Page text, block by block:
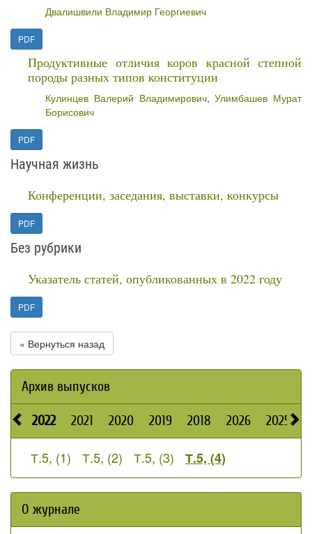
Двалишвили Владимир Георгиевич
PDF
Продуктивные отличия коров красной степной
породы разных типов конституции
Кулинцев Валерий Владимирович,Улимбашев Мурат
Борисович
PDF
Научная жизнь
Конференции, заседания, выставки, конкурсы
PDF
Без рубрики
Указатель статей, опубликованных в 2022 году
PDF
« Вернуться назад
Архив выпусков
2022 2021 2020 2019 2018 2026 2025
Т.5, (1) Т.5, (2) Т.5, (3) Т.5, (4)
О журнале